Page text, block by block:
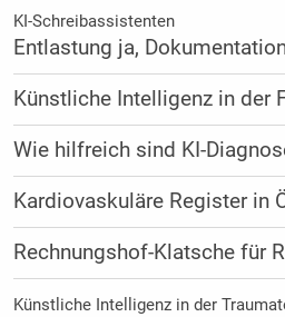
KI-Schreibassistenten
Entlastung ja,
Künstliche Intelligenz in der
Wie hilfreich sind KI-
Kardiovaskuläre Register in
Rechnungshof-Klatsche für
Künstliche Intelligenz in der